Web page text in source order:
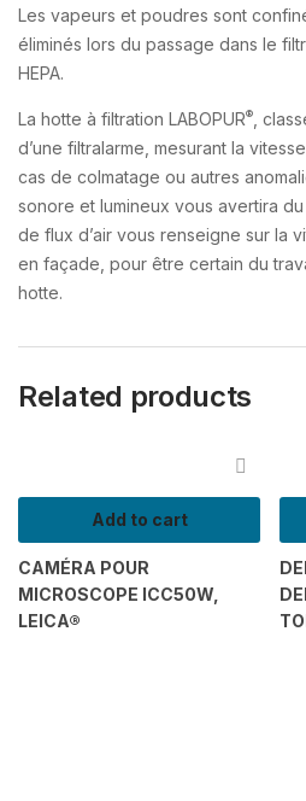
Les vapeurs et poudres sont
éliminés lors du passage dans le
HEPA.
La hotte à filtration LABOPUR® ,
d’une filtralarme, mesurant la
cas de colmatage ou autres
sonore et lumineux vous avertira
de flux d’air vous renseigne sur la
en façade, pour être certain du
hotte.
Related products
Add to cart
CAMÉRA POUR
MICROSCOPE ICC50W,
LEICA®